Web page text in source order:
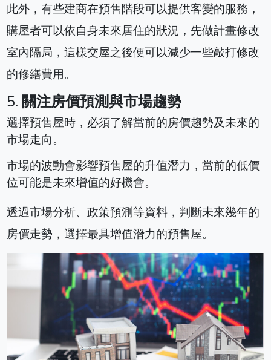
此外，有些建商在預售階段可以提供客變的服務，
購屋者可以依自身未來居住的狀況，先做計畫修改
室內隔局，這樣交屋之後便可以減少一些敲打修改
的修繕費用。
5. 關注房價預測與市場趨勢
選擇預售屋時，必須了解當前的房價趨勢及未來的
市場走向。
市場的波動會影響預售屋的升值潛力，當前的低價
位可能是未來增值的好機會。
透過市場分析、政策預測等資料，判斷未來幾年的
房價走勢，選擇最具增值潛力的預售屋。